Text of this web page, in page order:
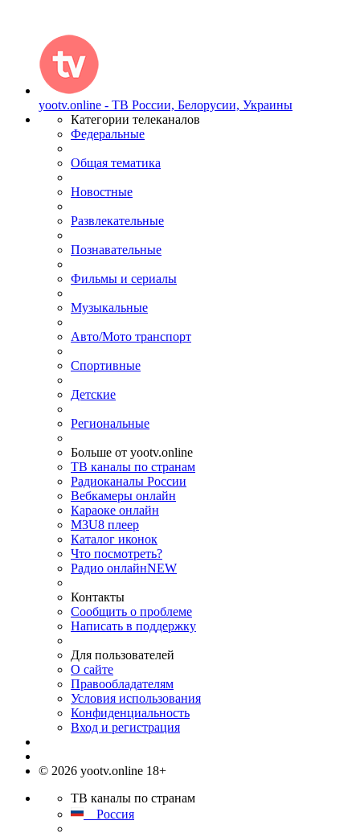
yootv.online - ТВ России, Белорусии, Украины
Категории телеканалов
Федеральные
Общая тематика
Новостные
Развлекательные
Познавательные
Фильмы и сериалы
Музыкальные
Авто/Мото транспорт
Спортивные
Детские
Региональные
Больше от yootv.online
ТВ каналы по странам
Радиоканалы России
Вебкамеры онлайн
Караоке онлайн
M3U8 плеер
Каталог иконок
Что посмотреть?
Радио онлайнNEW
Контакты
Сообщить о проблеме
Написать в поддержку
Для пользователей
О сайте
Правообладателям
Условия использования
Конфиденциальность
Вход и регистрация
© 2026 yootv.online 18+
ТВ каналы по странам
Россия